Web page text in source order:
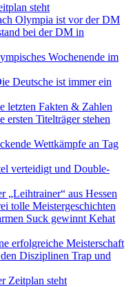
steht
Olympia ist vor der DM
bei der DM in
Wochenende im
Deutsche ist immer ein
letzten Fakten & Zahlen
Titelträger stehen
Wettkämpfe an Tag
verteidigt und Double-
„Leihtrainer“ aus Hessen
tolle Meistergeschichten
Suck gewinnt Kehat
erfolgreiche Meisterschaft
Disziplinen Trap und
Zeitplan steht